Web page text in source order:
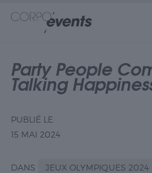
Party People
Talking
PUBLIÉ LE
15 MAI 2024
DANS
JEUX OLYMPIQUES 2024